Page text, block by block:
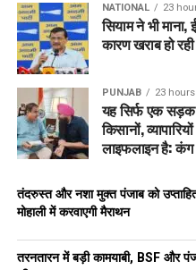
NATIONAL 23
सियाम ने भी
कारण खराब हो
PUNJAB 23
यह सिर्फ एक सड़क
किसानों,
लाइफलाइन है: कंग
तंदरुस्त और नशा मुक्त पंजाब को
मोहाली में करवाएगी मैराथन
तरनतारन में बड़ी कामयाबी, BSF और